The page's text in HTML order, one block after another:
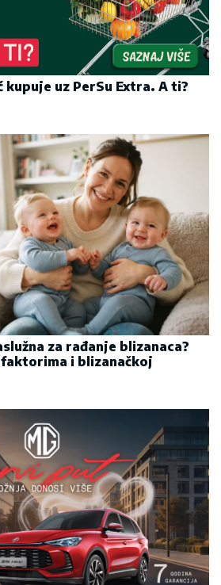
uz PerSu Extra. A ti?
za rađanje blizanaca?
i blizanačkoj